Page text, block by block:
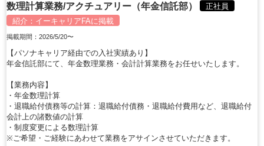
数理計算業務/アクチュアリー（年金信託部）
正社員
紹介： イーキャリアFAに掲載
掲載期間：2026/5/20〜
【パソナキャリア経由での入社実績あり】
年金信託部にて、年金数理業務・会計計算業務をお任せいたします。
【業務内容】
・年金数理計算
・退職給付債務等の計算：退職給付債務・退職給付費用など、退職給付
会計上の諸数値の計算
・制度変更による数理計算
※ご希望・ご経験にあわせて業務をアサインさせていただきます。